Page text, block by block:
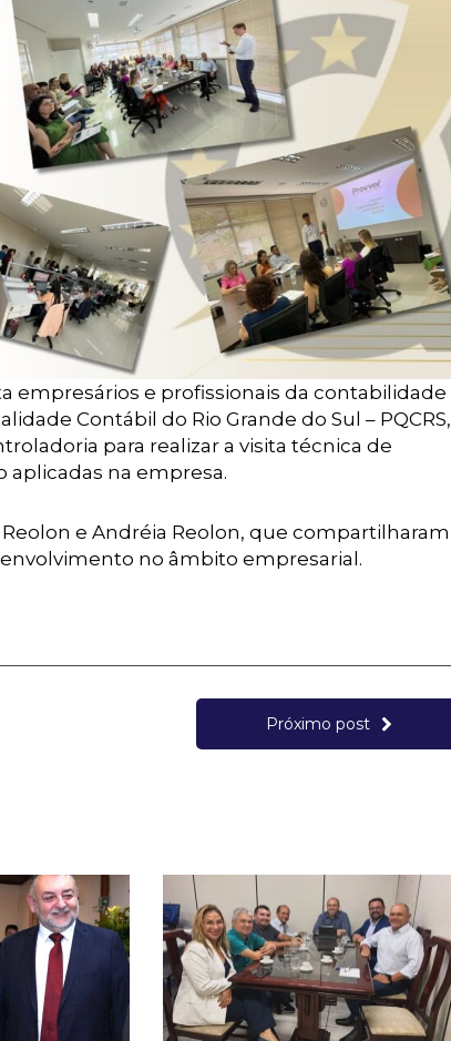
empresários e profissionais da contabilidade
Contábil do Rio Grande do Sul – PQCRS,
para realizar a visita técnica de
na empresa.
e Andréia Reolon, que compartilharam
no âmbito empresarial.
Próximo post